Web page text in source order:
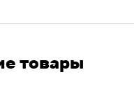
товары